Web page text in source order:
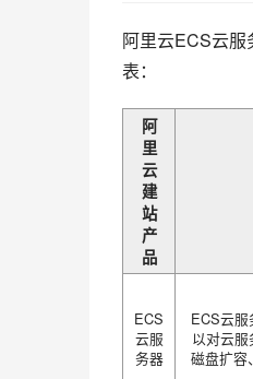
阿里云ECS云
表：
阿
里
云
建
站
产
品
ECS
云服
务器
ECS云
以对云服
磁盘扩容